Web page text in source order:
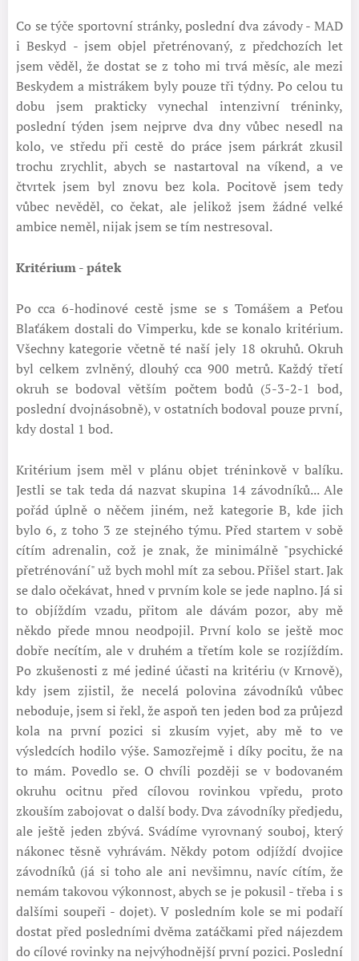
Co se týče sportovní stránky, poslední dva závody - MAD
i Beskyd - jsem objel přetrénovaný, z předchozích let
jsem věděl, že dostat se z toho mi trvá měsíc, ale mezi
Beskydem a mistrákem byly pouze tři týdny. Po celou tu
dobu jsem prakticky vynechal intenzivní tréninky,
poslední týden jsem nejprve dva dny vůbec nesedl na
kolo, ve středu při cestě do práce jsem párkrát zkusil
trochu zrychlit, abych se nastartoval na víkend, a ve
čtvrtek jsem byl znovu bez kola. Pocitově jsem tedy
vůbec nevěděl, co čekat, ale jelikož jsem žádné velké
ambice neměl, nijak jsem se tím nestresoval.
Kritérium - pátek
Po cca 6-hodinové cestě jsme se s Tomášem a Peťou
Blaťákem dostali do Vimperku, kde se konalo kritérium.
Všechny kategorie včetně té naší jely 18 okruhů. Okruh
byl celkem zvlněný, dlouhý cca 900 metrů. Každý třetí
okruh se bodoval větším počtem bodů (5-3-2-1 bod,
poslední dvojnásobně), v ostatních bodoval pouze první,
kdy dostal 1 bod.
Kritérium jsem měl v plánu objet tréninkově v balíku.
Jestli se tak teda dá nazvat skupina 14 závodníků... Ale
pořád úplně o něčem jiném, než kategorie B, kde jich
bylo 6, z toho 3 ze stejného týmu. Před startem v sobě
cítím adrenalin, což je znak, že minimálně "psychické
přetrénování" už bych mohl mít za sebou. Přišel start. Jak
se dalo očekávat, hned v prvním kole se jede naplno. Já si
to objíždím vzadu, přitom ale dávám pozor, aby mě
někdo přede mnou neodpojil. První kolo se ještě moc
dobře necítím, ale v druhém a třetím kole se rozjíždím.
Po zkušenosti z mé jediné účasti na kritériu (v Krnově),
kdy jsem zjistil, že necelá polovina závodníků vůbec
neboduje, jsem si řekl, že aspoň ten jeden bod za průjezd
kola na první pozici si zkusím vyjet, aby mě to ve
výsledcích hodilo výše. Samozřejmě i díky pocitu, že na
to mám. Povedlo se. O chvíli později se v bodovaném
okruhu ocitnu před cílovou rovinkou vpředu, proto
zkouším zabojovat o další body. Dva závodníky předjedu,
ale ještě jeden zbývá. Svádíme vyrovnaný souboj, který
nákonec těsně vyhrávám. Někdy potom odjíždí dvojice
závodníků (já si toho ale ani nevšimnu, navíc cítím, že
nemám takovou výkonnost, abych se je pokusil - třeba i s
dalšími soupeři - dojet). V posledním kole se mi podaří
dostat před posledními dvěma zatáčkami před nájezdem
do cílové rovinky na nejvýhodnější první pozici. Poslední